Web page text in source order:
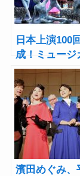
日本上演100
成！ミュージ
『メリー・ポ
ズ』3月31日
公演スタート
濱田めぐみ、